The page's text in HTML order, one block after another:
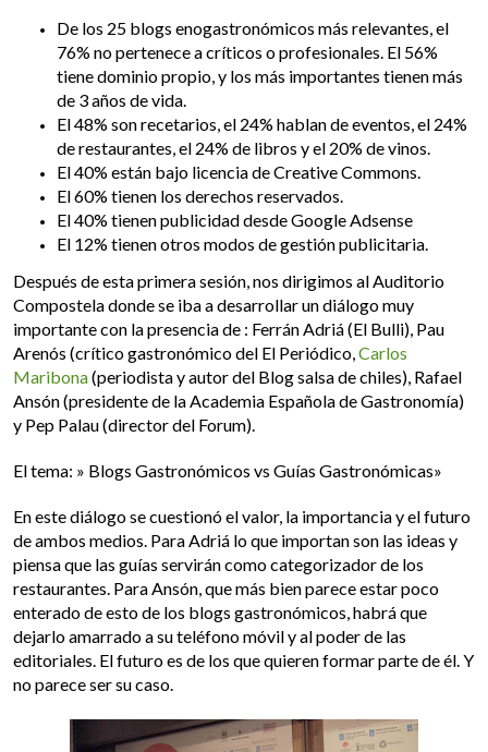
De los 25 blogs enogastronómicos más relevantes, el
76% no pertenece a críticos o profesionales. El 56%
tiene dominio propio, y los más importantes tienen más
de 3 años de vida.
El 48% son recetarios, el 24% hablan de eventos, el 24%
de restaurantes, el 24% de libros y el 20% de vinos.
El 40% están bajo licencia de Creative Commons.
El 60% tienen los derechos reservados.
El 40% tienen publicidad desde Google Adsense
El 12% tienen otros modos de gestión publicitaria.
Después de esta primera sesión, nos dirigimos al Auditorio
Compostela donde se iba a desarrollar un diálogo muy
importante con la presencia de : Ferrán Adriá (El Bulli), Pau
Arenós (crítico gastronómico del El Periódico,Carlos
Maribona(periodista y autor del Blog salsa de chiles), Rafael
Ansón (presidente de la Academia Española de Gastronomía)
y Pep Palau (director del Forum).
El tema: » Blogs Gastronómicos vs Guías Gastronómicas»
En este diálogo se cuestionó el valor, la importancia y el futuro
de ambos medios. Para Adriá lo que importan son las ideas y
piensa que las guías servirán como categorizador de los
restaurantes. Para Ansón, que más bien parece estar poco
enterado de esto de los blogs gastronómicos, habrá que
dejarlo amarrado a su teléfono móvil y al poder de las
editoriales. El futuro es de los que quieren formar parte de él. Y
no parece ser su caso.